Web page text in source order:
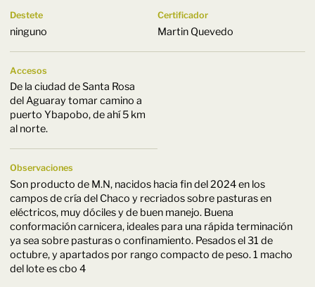
Destete
ninguno
Certificador
Martin Quevedo
Accesos
De la ciudad de Santa Rosa
del Aguaray tomar camino a
puerto Ybapobo, de ahí 5 km
al norte.
Observaciones
Son producto de M.N, nacidos hacia fin del 2024 en los
campos de cría del Chaco y recriados sobre pasturas en
eléctricos, muy dóciles y de buen manejo. Buena
conformación carnicera, ideales para una rápida terminación
ya sea sobre pasturas o confinamiento. Pesados el 31 de
octubre, y apartados por rango compacto de peso. 1 macho
del lote es cbo 4